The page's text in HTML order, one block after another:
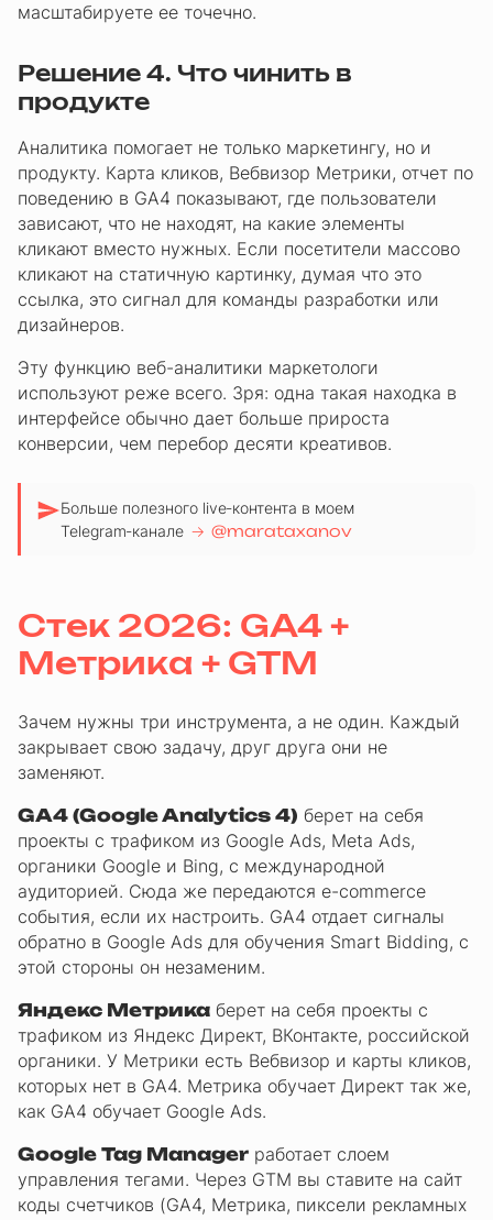
масштабируете ее точечно.
Решение 4. Что чинить в
продукте
Аналитика помогает не только маркетингу, но и
продукту. Карта кликов, Вебвизор Метрики, отчет по
поведению в GA4 показывают, где пользователи
зависают, что не находят, на какие элементы
кликают вместо нужных. Если посетители массово
кликают на статичную картинку, думая что это
ссылка, это сигнал для команды разработки или
дизайнеров.
Эту функцию веб-аналитики маркетологи
используют реже всего. Зря: одна такая находка в
интерфейсе обычно дает больше прироста
конверсии, чем перебор десяти креативов.
Больше полезного live‑контента в моем
Telegram‑канале → @marataxanov
Стек 2026: GA4 +
Метрика + GTM
Зачем нужны три инструмента, а не один. Каждый
закрывает свою задачу, друг друга они не
заменяют.
GA4 (Google Analytics 4) берет на себя
проекты с трафиком из Google Ads, Meta Ads,
органики Google и Bing, с международной
аудиторией. Сюда же передаются e-commerce
события, если их настроить. GA4 отдает сигналы
обратно в Google Ads для обучения Smart Bidding, с
этой стороны он незаменим.
Яндекс Метрика берет на себя проекты с
трафиком из Яндекс Директ, ВКонтакте, российской
органики. У Метрики есть Вебвизор и карты кликов,
которых нет в GA4. Метрика обучает Директ так же,
как GA4 обучает Google Ads.
Google Tag Manager работает слоем
управления тегами. Через GTM вы ставите на сайт
коды счетчиков (GA4, Метрика, пиксели рекламных